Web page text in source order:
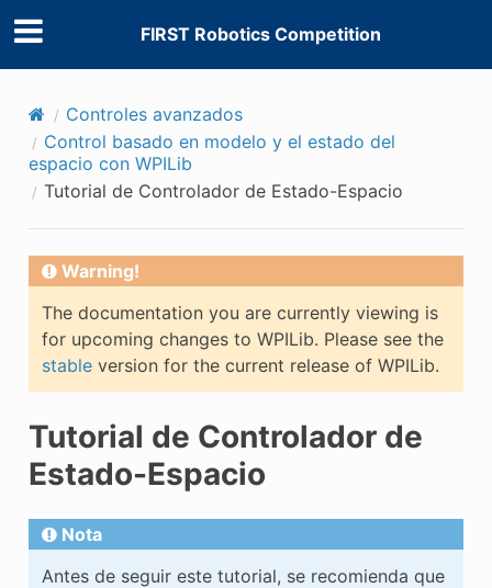
FIRST Robotics Competition
Controles avanzados
Control basado en modelo y el estado del
espacio con WPILib
Tutorial de Controlador de Estado-Espacio
Warning!
The documentation you are currently viewing is
for upcoming changes to WPILib. Please see the
stableversion for the current release of WPILib.
Tutorial de Controlador de
Estado-Espacio
Nota
Antes de seguir este tutorial, se recomienda que